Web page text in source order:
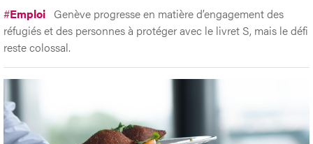
#Emploi Genève progresse en matière d’engagement des
réfugiés et des personnes à protéger avec le livret S, mais le défi
reste colossal.